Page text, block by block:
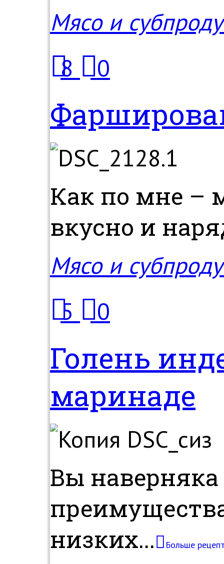
Мясо и
8
0
Как по мне –
вкусно и
Мясо и
5
0
Голень
маринаде
Вы наверняка
низких...
Больше